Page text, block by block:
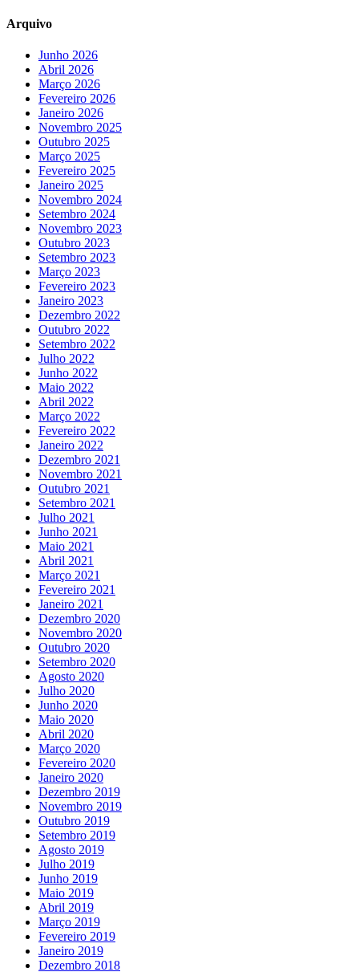
Arquivo
Junho 2026
Abril 2026
Março 2026
Fevereiro 2026
Janeiro 2026
Novembro 2025
Outubro 2025
Março 2025
Fevereiro 2025
Janeiro 2025
Novembro 2024
Setembro 2024
Novembro 2023
Outubro 2023
Setembro 2023
Março 2023
Fevereiro 2023
Janeiro 2023
Dezembro 2022
Outubro 2022
Setembro 2022
Julho 2022
Junho 2022
Maio 2022
Abril 2022
Março 2022
Fevereiro 2022
Janeiro 2022
Dezembro 2021
Novembro 2021
Outubro 2021
Setembro 2021
Julho 2021
Junho 2021
Maio 2021
Abril 2021
Março 2021
Fevereiro 2021
Janeiro 2021
Dezembro 2020
Novembro 2020
Outubro 2020
Setembro 2020
Agosto 2020
Julho 2020
Junho 2020
Maio 2020
Abril 2020
Março 2020
Fevereiro 2020
Janeiro 2020
Dezembro 2019
Novembro 2019
Outubro 2019
Setembro 2019
Agosto 2019
Julho 2019
Junho 2019
Maio 2019
Abril 2019
Março 2019
Fevereiro 2019
Janeiro 2019
Dezembro 2018